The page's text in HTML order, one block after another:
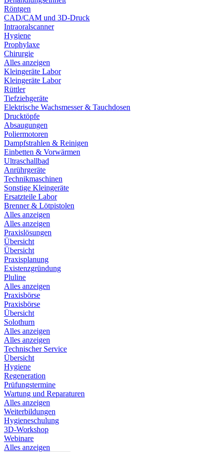
Röntgen
CAD/CAM und 3D-Druck
Intraoralscanner
Hygiene
Prophylaxe
Chirurgie
Alles anzeigen
Kleingeräte Labor
Kleingeräte Labor
Rüttler
Tiefziehgeräte
Elektrische Wachsmesser & Tauchdosen
Drucktöpfe
Absaugungen
Poliermotoren
Dampfstrahlen & Reinigen
Einbetten & Vorwärmen
Ultraschallbad
Anrührgeräte
Technikmaschinen
Sonstige Kleingeräte
Ersatzteile Labor
Brenner & Lötpistolen
Alles anzeigen
Alles anzeigen
Praxislösungen
Übersicht
Übersicht
Praxisplanung
Existenzgründung
Pluline
Alles anzeigen
Praxisbörse
Praxisbörse
Übersicht
Solothurn
Alles anzeigen
Alles anzeigen
Technischer Service
Übersicht
Hygiene
Regeneration
Prüfungstermine
Wartung und Reparaturen
Alles anzeigen
Weiterbildungen
Hygieneschulung
3D-Workshop
Webinare
Alles anzeigen